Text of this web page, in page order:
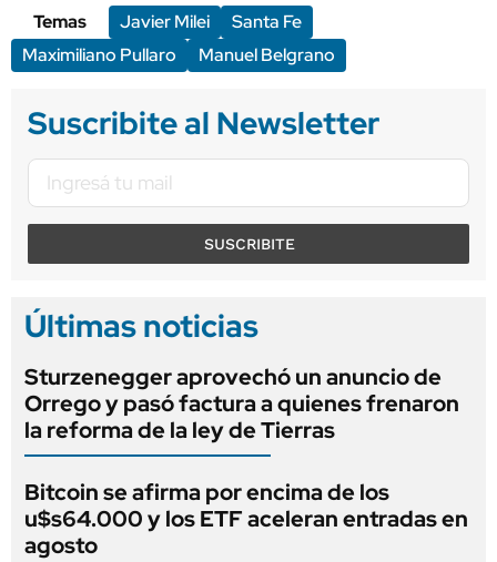
Temas
Javier Milei
Santa Fe
Maximiliano Pullaro
Manuel Belgrano
Suscribite al Newsletter
SUSCRIBITE
Últimas noticias
Sturzenegger aprovechó un anuncio de
Orrego y pasó factura a quienes frenaron
la reforma de la ley de Tierras
Bitcoin se afirma por encima de los
u$s64.000 y los ETF aceleran entradas en
agosto